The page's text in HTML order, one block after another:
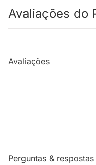
Avaliações do
Avaliações
Perguntas & respostas